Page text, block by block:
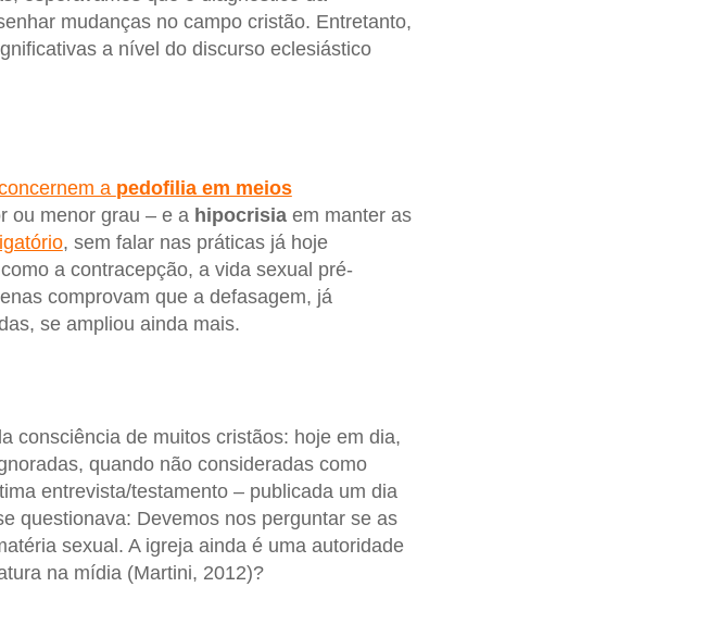
mudanças no campo cristão. Entretanto,
a nível do discurso eclesiástico
a pedofilia em meios
ou menor grau – e a hipocrisiaem manter as
, sem falar nas práticas já hoje
a contracepção, a vida sexual pré-
comprovam que a defasagem, já
se ampliou ainda mais.
consciência de muitos cristãos: hoje em dia,
quando não consideradas como
entrevista/testamento – publicada um dia
questionava: Devemos nos perguntar se as
sexual. A igreja ainda é uma autoridade
na mídia (Martini, 2012)?